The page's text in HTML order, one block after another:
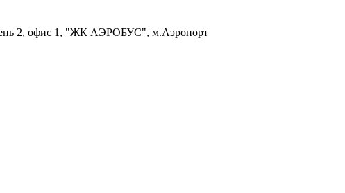
2, офис 1, "ЖК АЭРОБУС", м.Аэропорт